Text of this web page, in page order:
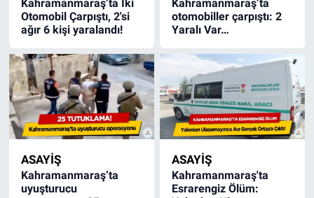
Kahramanmaraş’ta İki
Otomobil Çarpıştı, 2'si
ağır 6 kişi yaralandı!
Kahramanmaraş’ta
otomobiller çarpıştı: 2
Yaralı Var…
ASAYİŞ
Kahramanmaraş’ta
uyuşturucu
ASAYİŞ
Kahramanmaraş'ta
Esrarengiz Ölüm: